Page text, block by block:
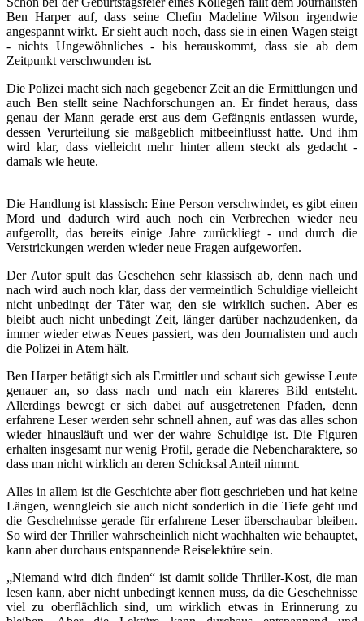
Ben Harper auf, dass seine Chefin Madeline Wilson irgendwie
angespannt wirkt. Er sieht auch noch, dass sie in einen Wagen steigt
- nichts Ungewöhnliches - bis herauskommt, dass sie ab dem
Zeitpunkt verschwunden ist.
Die Polizei macht sich nach gegebener Zeit an die Ermittlungen und
auch Ben stellt seine Nachforschungen an. Er findet heraus, dass
genau der Mann gerade erst aus dem Gefängnis entlassen wurde,
dessen Verurteilung sie maßgeblich mitbeeinflusst hatte. Und ihm
wird klar, dass vielleicht mehr hinter allem steckt als gedacht -
damals wie heute.
Die Handlung ist klassisch: Eine Person verschwindet, es gibt einen
Mord und dadurch wird auch noch ein Verbrechen wieder neu
aufgerollt, das bereits einige Jahre zurückliegt - und durch die
Verstrickungen werden wieder neue Fragen aufgeworfen.
Der Autor spult das Geschehen sehr klassisch ab, denn nach und
nach wird auch noch klar, dass der vermeintlich Schuldige vielleicht
nicht unbedingt der Täter war, den sie wirklich suchen. Aber es
bleibt auch nicht unbedingt Zeit, länger darüber nachzudenken, da
immer wieder etwas Neues passiert, was den Journalisten und auch
die Polizei in Atem hält.
Ben Harper betätigt sich als Ermittler und schaut sich gewisse Leute
genauer an, so dass nach und nach ein klareres Bild entsteht.
Allerdings bewegt er sich dabei auf ausgetretenen Pfaden, denn
erfahrene Leser werden sehr schnell ahnen, auf was das alles schon
wieder hinausläuft und wer der wahre Schuldige ist. Die Figuren
erhalten insgesamt nur wenig Profil, gerade die Nebencharaktere, so
dass man nicht wirklich an deren Schicksal Anteil nimmt.
Alles in allem ist die Geschichte aber flott geschrieben und hat keine
Längen, wenngleich sie auch nicht sonderlich in die Tiefe geht und
die Geschehnisse gerade für erfahrene Leser überschaubar bleiben.
So wird der Thriller wahrscheinlich nicht wachhalten wie behauptet,
kann aber durchaus entspannende Reiselektüre sein.
„Niemand wird dich finden“ ist damit solide Thriller-Kost, die man
lesen kann, aber nicht unbedingt kennen muss, da die Geschehnisse
viel zu oberflächlich sind, um wirklich etwas in Erinnerung zu